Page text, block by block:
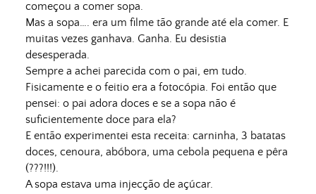
começou a comer sopa.
Mas a sopa…. era um filme tão grande até ela comer. E
muitas vezes ganhava. Ganha. Eu desistia
desesperada.
Sempre a achei parecida com o pai, em tudo.
Fisicamente e o feitio era a fotocópia. Foi então que
pensei: o pai adora doces e se a sopa não é
suficientemente doce para ela?
E então experimentei esta receita: carninha, 3 batatas
doces, cenoura, abóbora, uma cebola pequena e pêra
(???!!!).
A sopa estava uma injecção de açúcar.